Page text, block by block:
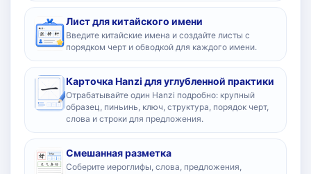
Лист для китайского имени
Введите китайские имена и создайте листы с
порядком черт и обводкой для каждого имени.
Карточка Hanzi для углубленной практики
Отрабатывайте один Hanzi подробно: крупный
образец, пиньинь, ключ, структура, порядок черт,
слова и строки для предложения.
Смешанная разметка
Соберите иероглифы, слова, предложения,